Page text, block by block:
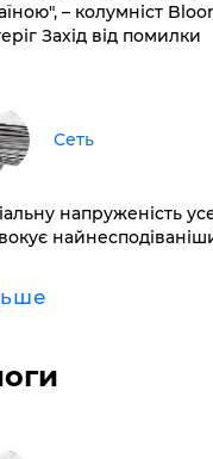
– колумніст
Захід від помилки
Сеть
напруженість